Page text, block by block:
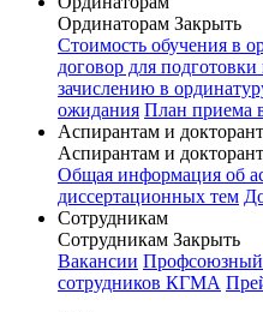
Ординаторам Закрыть
Стоимость обучения в
договор для
зачислению в
ожидания План приема
Аспирантам и
Аспирантам и
Общая информация об
диссертационных тем
Сотрудникам
Сотрудникам Закрыть
Вакансии Профсоюзный
сотрудников КГМА